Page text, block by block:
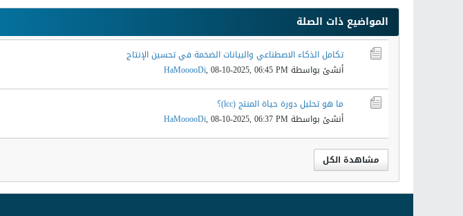
المواضيع ذات الصلة
تكامل الذكاء الاصطناعي والبيانات الضخمة في تحسين الإنتاج
أنشئ بواسطة
HaMooooDi,08-10-2025, 06:45 PM
ما هو تحليل دورة حياة المنتج (lcc)؟
أنشئ بواسطة
HaMooooDi,08-10-2025, 06:37 PM
مشاهدة الكل